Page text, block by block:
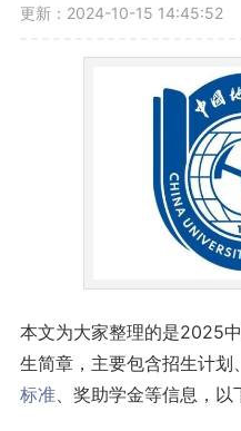
更新：2024-10-15 14:45:52
本文为大家整理的是2025
生简章，主要包含招生计划
标准、奖助学金等信息，以